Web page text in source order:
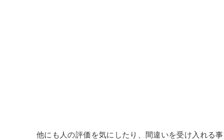
他にも人の評価を気にしたり、間違いを受け入れる